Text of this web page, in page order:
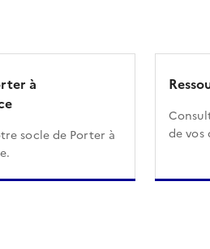
à
socle de Porter à
de vos